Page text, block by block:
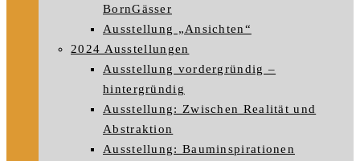
BornGässer
Ausstellung „Ansichten“
2024 Ausstellungen
Ausstellung vordergründig –
hintergründig
Ausstellung: Zwischen Realität und
Abstraktion
Ausstellung: Bauminspirationen